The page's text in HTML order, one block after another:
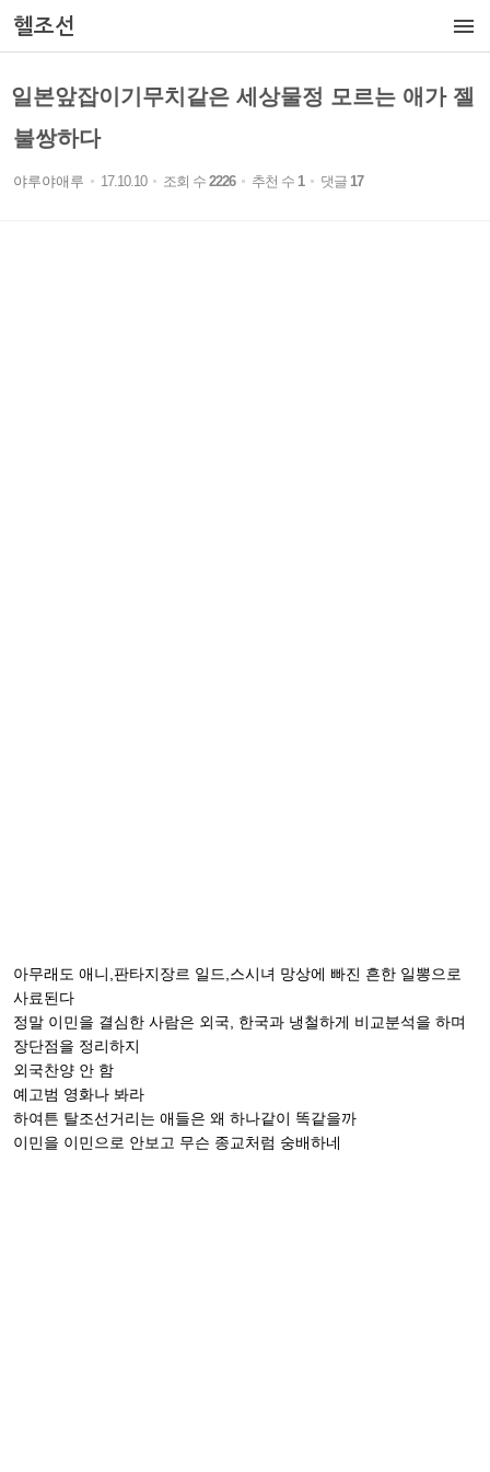

헬조선
일본앞잡이기무치같은 세상물정 모르는 애가 젤
불쌍하다
야루야애루 17.10.10 조회 수 2226 추천 수 1 댓글 17
아무래도 애니,판타지장르 일드,스시녀 망상에 빠진 흔한 일뽕으로
사료된다
정말 이민을 결심한 사람은 외국, 한국과 냉철하게 비교분석을 하며
장단점을 정리하지
외국찬양 안 함
예고범 영화나 봐라
하여튼 탈조선거리는 애들은 왜 하나같이 똑같을까
이민을 이민으로 안보고 무슨 종교처럼 숭배하네